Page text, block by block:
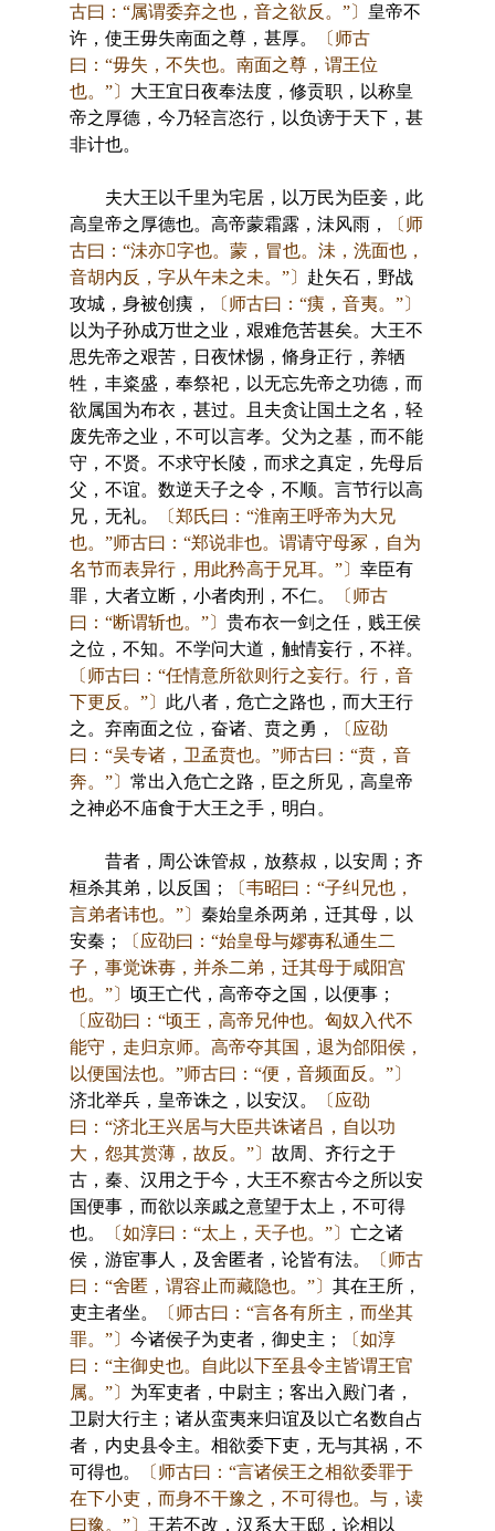
古曰：“属谓委弃之也，音之欲反。”〕 皇帝不
许，使王毋失南面之尊，甚厚。
〔师古
曰：“毋失，不失也。南面之尊，谓王位
也。”〕 大王宜日夜奉法度，修贡职，以称皇
帝之厚德，今乃轻言恣行，以负谤于天下，甚
非计也。
夫大王以千里为宅居，以万民为臣妾，此
高皇帝之厚德也。高帝蒙霜露，沬风雨，
〔师
古曰：“沬亦字也。蒙，冒也。沬，洗面也，
音胡内反，字从午未之未。”〕 赴矢石，野战
攻城，身被创痍，
〔师古曰：“痍，音夷。”〕
以为子孙成万世之业，艰难危苦甚矣。大王不
思先帝之艰苦，日夜怵惕，脩身正行，养牺
牲，丰粢盛，奉祭祀，以无忘先帝之功德，而
欲属国为布衣，甚过。且夫贪让国土之名，轻
废先帝之业，不可以言孝。父为之基，而不能
守，不贤。不求守长陵，而求之真定，先母后
父，不谊。数逆天子之令，不顺。言节行以高
兄，无礼。
〔郑氏曰：“淮南王呼帝为大兄
也。”师古曰：“郑说非也。谓请守母冢，自为
名节而表异行，用此矜高于兄耳。”〕 幸臣有
罪，大者立断，小者肉刑，不仁。
〔师古
曰：“断谓斩也。”〕 贵布衣一剑之任，贱王侯
之位，不知。不学问大道，触情妄行，不祥。
〔师古曰：“任情意所欲则行之妄行。行，音
下更反。”〕 此八者，危亡之路也，而大王行
之。弃南面之位，奋诸、贲之勇，
〔应劭
曰：“吴专诸，卫孟贲也。”师古曰：“贲，音
奔。”〕 常出入危亡之路，臣之所见，高皇帝
之神必不庙食于大王之手，明白。
昔者，周公诛管叔，放蔡叔，以安周；齐
桓杀其弟，以反国；
〔韦昭曰：“子纠兄也，
言弟者讳也。”〕 秦始皇杀两弟，迁其母，以
安秦；
〔应劭曰：“始皇母与嫪毐私通生二
子，事觉诛毐，并杀二弟，迁其母于咸阳宫
也。”〕 顷王亡代，高帝夺之国，以便事；
〔应劭曰：“顷王，高帝兄仲也。匈奴入代不
能守，走归京师。高帝夺其国，退为郃阳侯，
以便国法也。”师古曰：“便，音频面反。”〕
济北举兵，皇帝诛之，以安汉。
〔应劭
曰：“济北王兴居与大臣共诛诸吕，自以功
大，怨其赏薄，故反。”〕 故周、齐行之于
古，秦、汉用之于今，大王不察古今之所以安
国便事，而欲以亲戚之意望于太上，不可得
也。
〔如淳曰：“太上，天子也。”〕 亡之诸
侯，游宦事人，及舍匿者，论皆有法。
〔师古
曰：“舍匿，谓容止而藏隐也。”〕 其在王所，
吏主者坐。
〔师古曰：“言各有所主，而坐其
罪。”〕 今诸侯子为吏者，御史主；
〔如淳
曰：“主御史也。自此以下至县令主皆谓王官
属。”〕 为军吏者，中尉主；客出入殿门者，
卫尉大行主；诸从蛮夷来归谊及以亡名数自占
者，内史县令主。相欲委下吏，无与其祸，不
可得也。
〔师古曰：“言诸侯王之相欲委罪于
在下小吏，而身不干豫之，不可得也。与，读
曰豫。”〕 王若不改，汉系大王邸，论相以